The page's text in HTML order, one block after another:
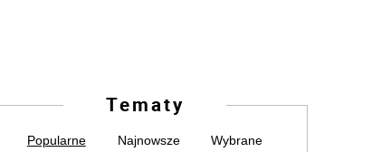
Tematy
Popularne Najnowsze Wybrane